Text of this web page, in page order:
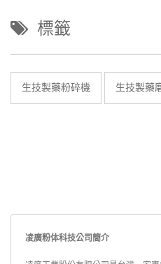
標籤
生技製藥粉碎機 生技製藥
凌廣粉体科技公司簡介